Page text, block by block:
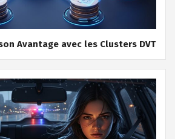
Avantage avec les Clusters DVT